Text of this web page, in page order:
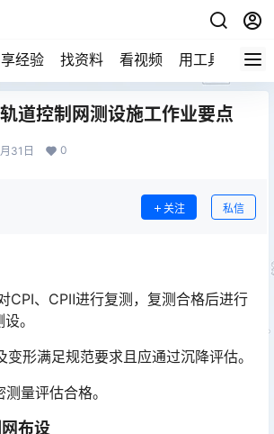
享经验 找资料 看视频 用工具 论技
道控制网测设施工作业要点
31日 0
关注 私信
、CPⅡ进行复测，复测合格后进行
。
形满足规范要求且应通过沉降评估。
量评估合格。
布设